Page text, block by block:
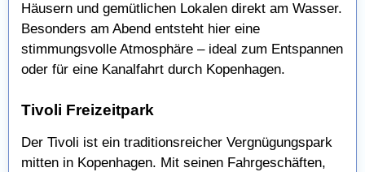
Häusern und gemütlichen Lokalen direkt am Wasser.
Besonders am Abend entsteht hier eine
stimmungsvolle Atmosphäre – ideal zum Entspannen
oder für eine Kanalfahrt durch Kopenhagen.
Tivoli Freizeitpark
Der Tivoli ist ein traditionsreicher Vergnügungspark
mitten in Kopenhagen. Mit seinen Fahrgeschäften,